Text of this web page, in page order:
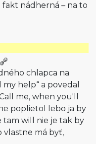
fakt nádherná – na to
chlapca na
help“ a povedal
me, when you'll
poplietol lebo ja by
tam will nie je tak by
vlastne má byť,